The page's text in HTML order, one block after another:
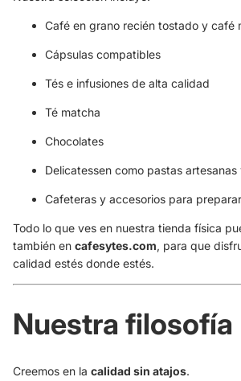
Café en grano recién tostado y café
Cápsulas compatibles
Tés e infusiones de alta calidad
Té matcha
Chocolates
Delicatessen como pastas artesanas
Cafeteras y accesorios para
Todo lo que ves en nuestra tienda física
también en cafesytes.com, para que
calidad estés donde estés.
Nuestra filosofía
Creemos en la calidad sin atajos.